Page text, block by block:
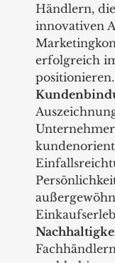
Händlern,
innovativen
erfolgreich
positionieren.